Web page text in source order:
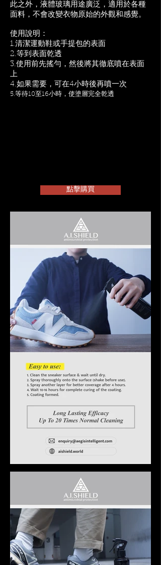
此之外，液體玻璃用途廣泛，適用於各種
面料，不會改變衣物原始的外觀和感覺。
使用說明：
1.清潔運動鞋或手提包的表面
2.等到表面乾透
3.使用前先搖勻，然後將其徹底噴在表面
上
4.如果需要，可在4小時後再噴一次
5.等待10至16小時，使塗層完全乾透
點擊購買